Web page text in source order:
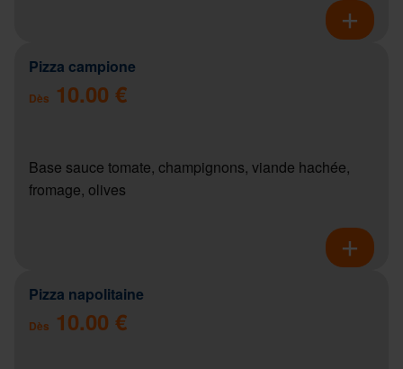
Pizza campione
Dès 10.00 €
Base sauce tomate, champignons, viande hachée,
fromage, olives
Pizza napolitaine
Dès 10.00 €